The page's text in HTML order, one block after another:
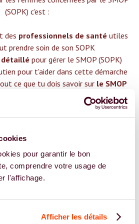
pour garantir le bon
comprendre votre usage de
l'affichage.
Afficher les détails
(SOPK) c'est :‍
des professionnels de santé utiles
prendre soin de son SOPK
détaillé pour gérer le SMOP (SOPK)
pour t'aider dans cette démarche
ce que tu dois savoir sur le SMOP
UN SPÉCIALISTE
déjà accompagnées !